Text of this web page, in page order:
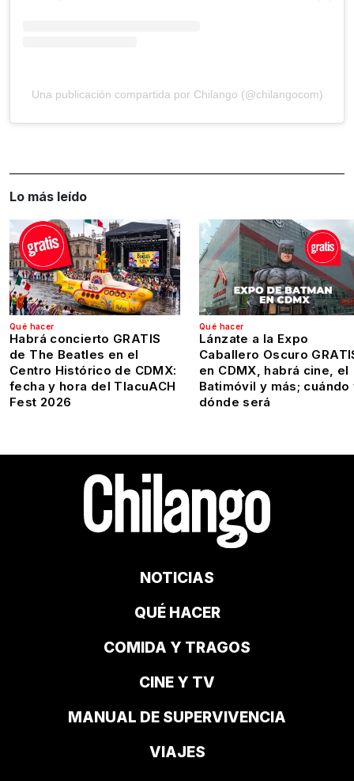
Una publicación compartida por Chilango (@chilangocom)
Lo más leído
Qué hacer
Habrá concierto GRATIS
de The Beatles en el
Centro Histórico de CDMX:
fecha y hora del TlacuACH
Fest 2026
Qué hacer
Lánzate a la Expo
Caballero Oscuro
en CDMX, habrá cine, el
Batimóvil y más; cuándo
dónde será
NOTICIAS
QUÉ HACER
COMIDA Y TRAGOS
CINE Y TV
MANUAL DE SUPERVIVENCIA
VIAJES